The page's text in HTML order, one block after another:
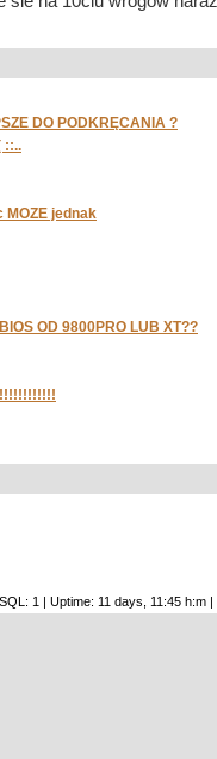
DO PODKRĘCANIA ?
::..
MOZE jednak
OD 9800PRO LUB XT??
1 | Uptime: 11 days, 11:45 h:m